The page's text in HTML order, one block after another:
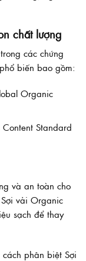
chất lượng
các chứng
biến bao gồm:
Organic
Standard
và an toàn cho
vải Organic
sạch để thay
phân biệt Sợi